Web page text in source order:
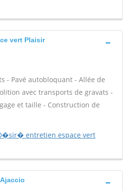
vert Plaisir
- Pavé autobloquant - Allée de
avec transports de gravats -
et taille - Construction de
entretien espace vert